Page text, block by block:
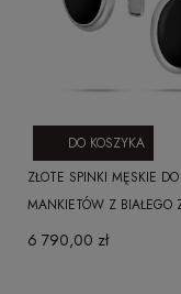
ZŁOTE SPINKI MĘSKIE DO
MANKIETÓW Z BIAŁEGO
6 790,00 zł
DO KOSZYKA